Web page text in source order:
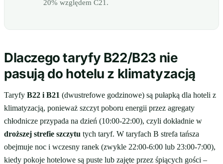
20% względem C21.
Dlaczego taryfy B22/B23 nie
pasują do hotelu z klimatyzacją
Taryfy B22 i B21 (dwustrefowe godzinowe) są pułapką dla hoteli z
klimatyzacją, ponieważ szczyt poboru energii przez agregaty
chłodnicze przypada na dzień (10:00-22:00), czyli dokładnie w
droższej strefie szczytu tych taryf. W taryfach B strefa tańsza
obejmuje noc i wczesny ranek (zwykle 22:00-6:00 lub 23:00-7:00),
kiedy pokoje hotelowe są puste lub zajęte przez śpiących gości –